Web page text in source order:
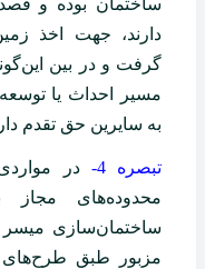
دارند، جهت اخذ
گرفت و در بین
مسیر احداث یا
به سایرین حق تقدم
تبصره 4-
در
محدوده‌های
ساختمان‌سازی میسر
مزبور طبق